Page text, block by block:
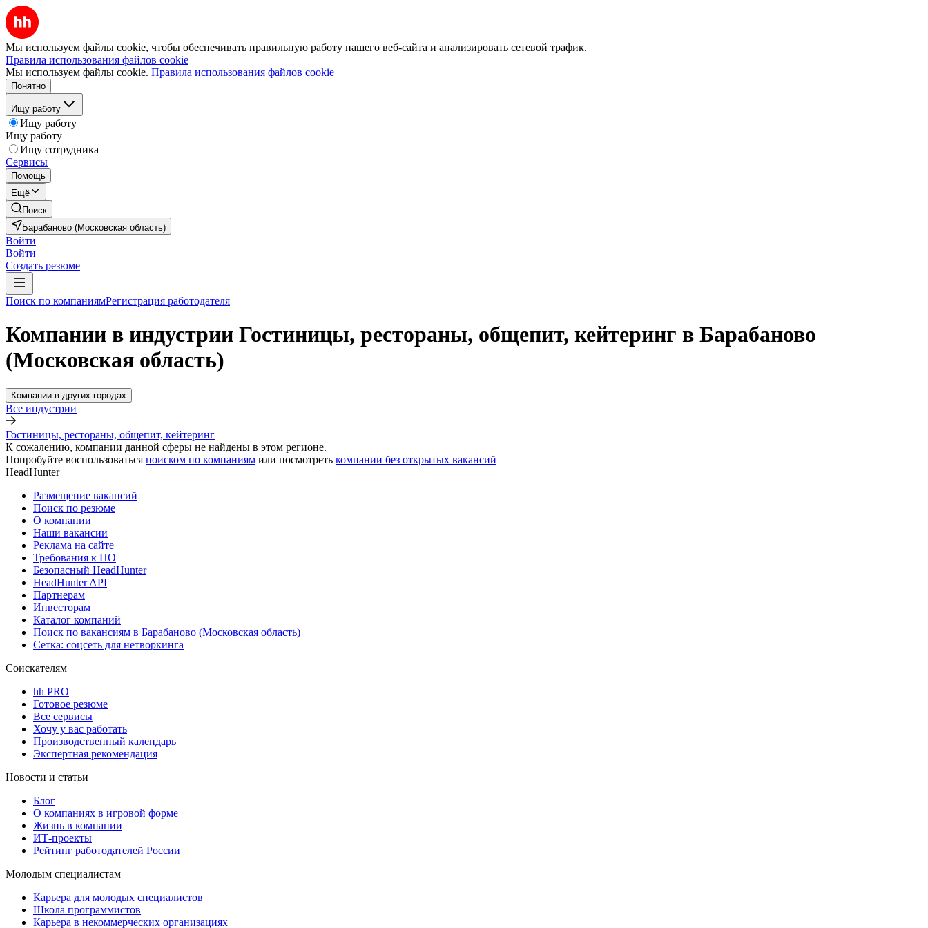
Мы используем файлы cookie, чтобы обеспечивать правильную работу нашего веб-сайта и анализировать сетевой трафик.
Правила использования файлов cookie
Мы используем файлы cookie. Правила использования файлов cookie
Понятно
Ищу работу
Ищу работу
Ищу работу
Ищу сотрудника
Сервисы
Помощь
Ещё
Поиск
Барабаново (Московская область)
Войти
Войти
Создать резюме
Поиск по компаниямРегистрация работодателя
Компании в индустрии Гостиницы, рестораны, общепит, кейтеринг в Барабаново
(Московская область)
Компании в других городах
Все индустрии
Гостиницы, рестораны, общепит, кейтеринг
К сожалению, компании данной сферы не найдены в этом регионе.
Попробуйте воспользоваться поиском по компаниям или посмотреть компании без открытых вакансий
HeadHunter
Размещение вакансий
Поиск по резюме
О компании
Наши вакансии
Реклама на сайте
Требования к ПО
Безопасный HeadHunter
HeadHunter API
Партнерам
Инвесторам
Каталог компаний
Поиск по вакансиям в Барабаново (Московская область)
Сетка: соцсеть для нетворкинга
Соискателям
hh PRO
Готовое резюме
Все сервисы
Хочу у вас работать
Производственный календарь
Экспертная рекомендация
Новости и статьи
Блог
О компаниях в игровой форме
Жизнь в компании
ИТ-проекты
Рейтинг работодателей России
Молодым специалистам
Карьера для молодых специалистов
Школа программистов
Карьера в некоммерческих организациях